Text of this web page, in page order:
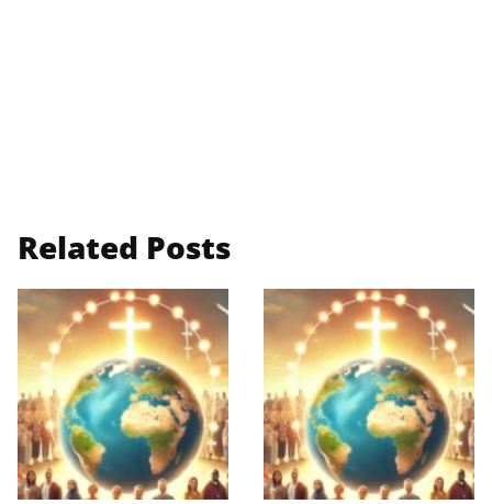
Related Posts